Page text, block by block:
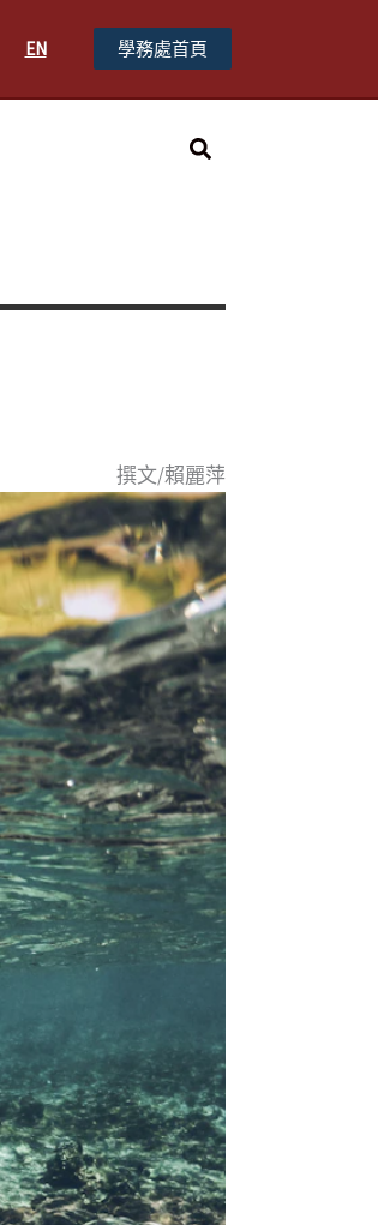
EN 學務處首頁
搜
撰文/賴麗萍